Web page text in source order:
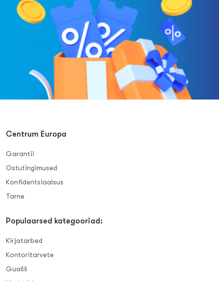
Centrum Europa
Garantii
Ostutingimused
Konfidentsiaalsus
Tarne
Populaarsed kategooriad:
Kirjatarbed
Kontoritarvete
Guašš